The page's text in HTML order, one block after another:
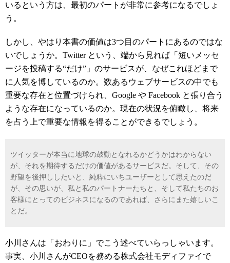
いるという方は、最初のパートが非常に参考になるでしょ
う。
しかし、やはり本書の価値は3つ目のパートにあるのではな
いでしょうか。Twitter という、端から見れば「短いメッセ
ージを投稿する“だけ”」のサービスが、なぜこれほどまで
に人気を博しているのか。数あるウェブサービスの中でも
重要な存在と位置づけられ、Google や Facebook と張り合う
ような存在になっているのか。現在の状況を俯瞰し、将来
を占う上で重要な情報を得ることができるでしょう。
ツイッターが本当に地球の鼓動となれるかどうかはわからない
が、それを期待するだけの価値があるサービスだ。そして、その
野望を後押ししたいと、純粋にいちユーザーとして思えたのだ
が、その思いが、私と私のパートナーたちと、そして私たちのお
客様にとってのビジネスになるのであれば、さらにまた嬉しいこ
とだ。
小川さんは「おわりに」でこう述べていらっしゃいます。
事実、小川さんがCEOを務める株式会社モディファイで